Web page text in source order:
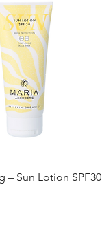
– Sun Lotion SPF30